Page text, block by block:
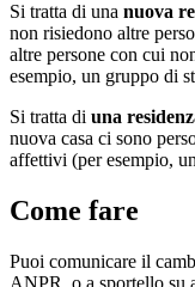
Si tratta di una nuova
non risiedono altre
altre persone con cui
esempio, un gruppo di
Si tratta di una
nuova casa ci sono
affettivi (per esempio,
Come fare
Puoi comunicare il